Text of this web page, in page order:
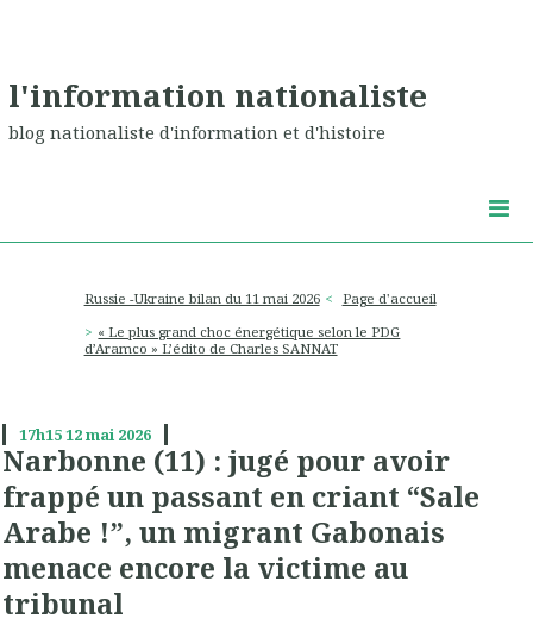
l'information nationaliste
blog nationaliste d'information et d'histoire
Russie -Ukraine bilan du 11 mai 2026
Page d'accueil
« Le plus grand choc énergétique selon le PDG
d’Aramco » L’édito de Charles SANNAT
17h1512mai 2026
Narbonne (11) : jugé pour avoir
frappé un passant en criant “Sale
Arabe !”, un migrant Gabonais
menace encore la victime au
tribunal